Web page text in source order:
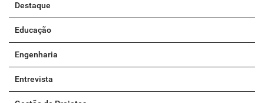
Destaque
Educação
Engenharia
Entrevista